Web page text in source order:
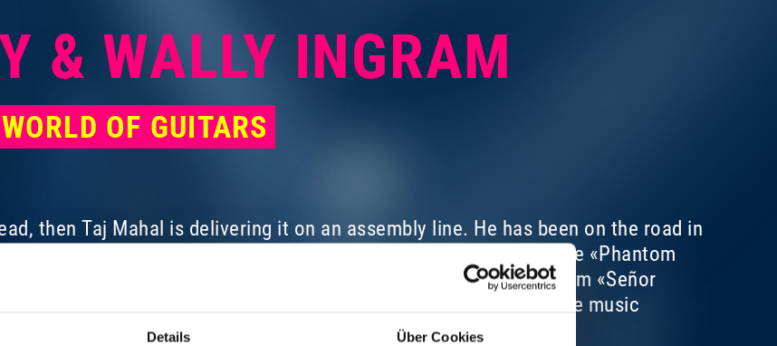
Details Über Cookies
& WALLY INGRAM
OF GUITARS
then Taj Mahal is delivering it on an assembly line. He has been on the road in
festival edition 2000 he brought along his hottest project: with the «Phantom
of the fifties and sixties – and who with their studio album «Señor
«Grammy Awards». During this sojourn he met another passionate music
instruments from the electric guitar to the Greek Bouzouki.